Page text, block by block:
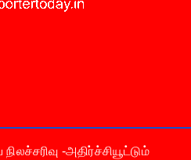
-அதிர்ச்சியூட்டும்